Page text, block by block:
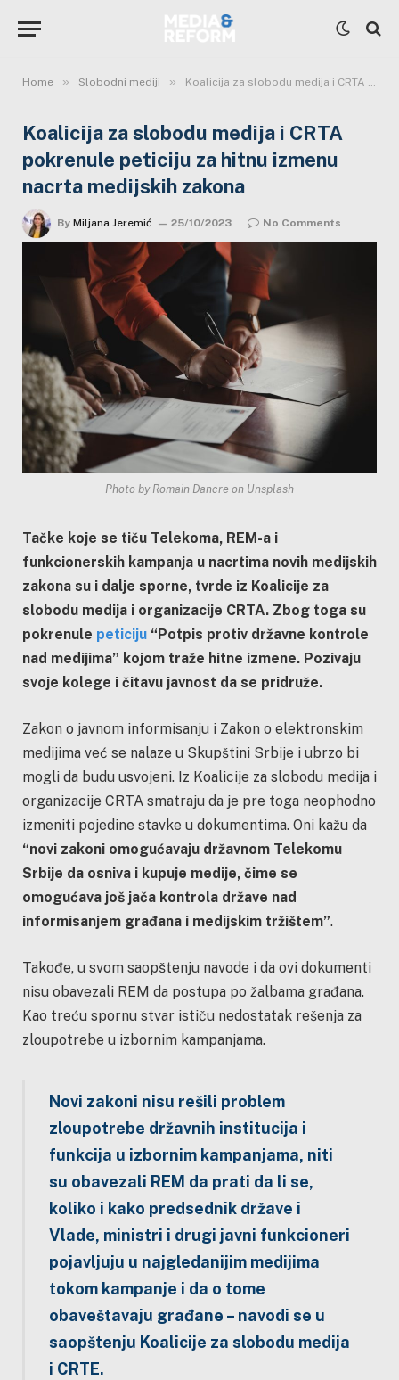
Home » Slobodni mediji » Koalicija za slobodu medija i CRTA pokrenule peticiju za hitnu izmenu nacrta medijskih zakona
Koalicija za slobodu medija i CRTA
pokrenule peticiju za hitnu izmenu
nacrta medijskih zakona
By Miljana Jeremić 25/10/2023 No Comments
Photo by Romain Dancre on Unsplash
Tačke koje se tiču Telekoma, REM-a i
funkcionerskih kampanja u nacrtima novih medijskih
zakona su i dalje sporne, tvrde iz Koalicije za
slobodu medija i organizacije CRTA. Zbog toga su
pokrenule peticiju “Potpis protiv državne kontrole
nad medijima” kojom traže hitne izmene. Pozivaju
svoje kolege i čitavu javnost da se pridruže.
Zakon o javnom informisanju i Zakon o elektronskim
medijima već se nalaze u Skupštini Srbije i ubrzo bi
mogli da budu usvojeni. Iz Koalicije za slobodu medija i
organizacije CRTA smatraju da je pre toga neophodno
izmeniti pojedine stavke u dokumentima. Oni kažu da
“novi zakoni omogućavaju državnom Telekomu
Srbije da osniva i kupuje medije, čime se
omogućava još jača kontrola države nad
informisanjem građana i medijskim tržištem”.
Takođe, u svom saopštenju navode i da ovi dokumenti
nisu obavezali REM da postupa po žalbama građana.
Kao treću spornu stvar ističu nedostatak rešenja za
zloupotrebe u izbornim kampanjama.
Novi zakoni nisu rešili problem
zloupotrebe državnih institucija i
funkcija u izbornim kampanjama, niti
su obavezali REM da prati da li se,
koliko i kako predsednik države i
Vlade, ministri i drugi javni funkcioneri
pojavljuju u najgledanijim medijima
tokom kampanje i da o tome
obaveštavaju građane – navodi se u
saopštenju Koalicije za slobodu medija
i CRTE.